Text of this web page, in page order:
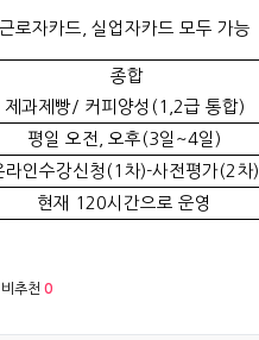
근로자카드, 실업자카드 모두 가능
종합
제과제빵/ 커피양성(1,2급 통합)
평일 오전, 오후(3일~4일)
라인수강신청(1차)-사전평가(2차)
현재 120시간으로 운영
비추천 0